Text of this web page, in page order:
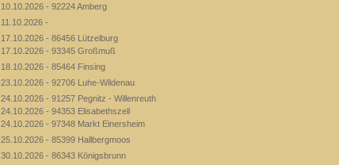
10.10.2026 - 92224 Amberg
11.10.2026 -
17.10.2026 - 86456 Lützelburg
17.10.2026 - 93345 Großmuß
18.10.2026 - 85464 Finsing
23.10.2026 - 92706 Luhe-Wildenau
24.10.2026 - 91257 Pegnitz - Willenreuth
24.10.2026 - 94353 Elisabethszell
24.10.2026 - 97348 Markt Einersheim
25.10.2026 - 85399 Hallbergmoos
30.10.2026 - 86343 Königsbrunn